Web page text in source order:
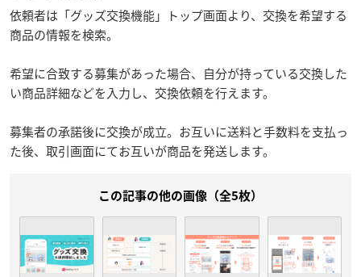
依頼者は「グッズ交換機能」トップ画面より、交換を希望する
商品の情報を検索。
希望に合致する募集があった場合、自分が持っている交換した
い商品詳細などを入力し、交換依頼を行えます。
募集者の承諾後に交換が成立。お互いに送料と手数料を支払っ
た後、取引画面にてお互いが商品を発送します。
この記事の他の画像（全5枚）